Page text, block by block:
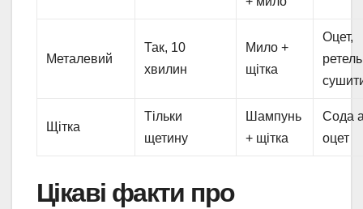
Металевий
Так, 10
хвилин
Мило +
щітка
Оцет,
Щітка
Тільки
щетину
Шампунь
+ щітка
Сода
оцет
Цікаві факти про